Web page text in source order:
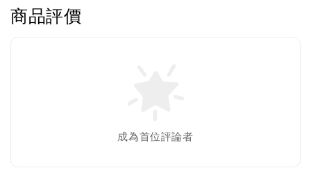
商品評價
成為首位評論者